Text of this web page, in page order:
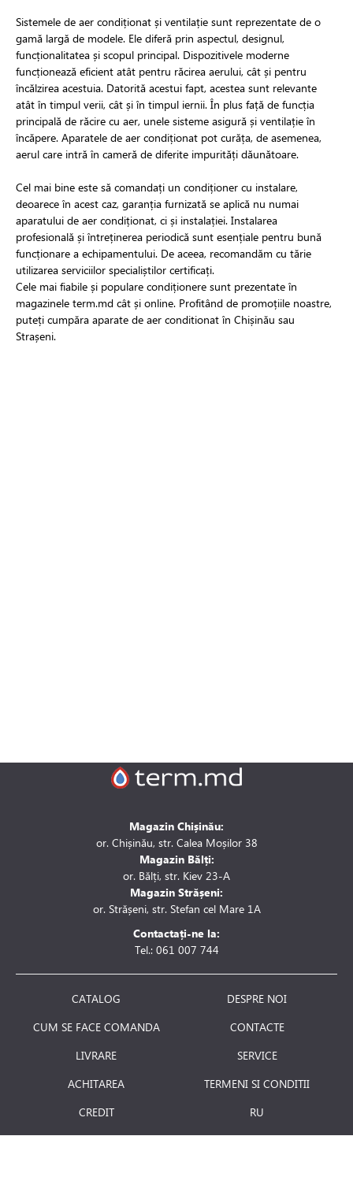
Sistemele de aer condiționat și ventilație sunt reprezentate de o
gamă largă de modele. Ele diferă prin aspectul, designul,
funcționalitatea și scopul principal. Dispozitivele moderne
funcționează eficient atât pentru răcirea aerului, cât și pentru
încălzirea acestuia. Datorită acestui fapt, acestea sunt relevante
atât în timpul verii, cât și în timpul iernii. În plus față de funcția
principală de răcire cu aer, unele sisteme asigură și ventilație în
încăpere. Aparatele de aer condiționat pot curăța, de asemenea,
aerul care intră în cameră de diferite impurități dăunătoare.
Cel mai bine este să comandați un condiționer cu instalare,
deoarece în acest caz, garanția furnizată se aplică nu numai
aparatului de aer condiționat, ci și instalației. Instalarea
profesională și întreținerea periodică sunt esențiale pentru bună
funcționare a echipamentului. De aceea, recomandăm cu tărie
utilizarea serviciilor specialiștilor certificați.
Cele mai fiabile și populare condiționere sunt prezentate în
magazinele term.md cât și online. Profitând de promoțiile noastre,
puteți cumpăra aparate de aer conditionat în Chișinău sau
Strașeni.
Magazin Chișinău:
or. Chișinău, str. Calea Moșilor 38
Magazin Bălți:
or. Bălți, str. Kiev 23-A
Magazin Strășeni:
or. Strășeni, str. Stefan cel Mare 1A
Contactați-ne la:
Tel.: 061 007 744
CATALOG
CUM SE FACE COMANDA
LIVRARE
ACHITAREA
CREDIT
RETURNAREA PRODUSULUI
DESPRE NOI
CONTACTE
SERVICE
TERMENI SI CONDITII
RU
JOBURI